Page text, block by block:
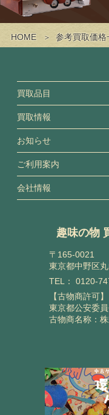
HOME 参考買取価格
買取品目
買取情報
お知らせ
ご利用案内
会社情報
趣味の物
〒165-0021
東京都中野区
TEL： 0120-
【古物商許可】
東京都公安委
古物商名称：